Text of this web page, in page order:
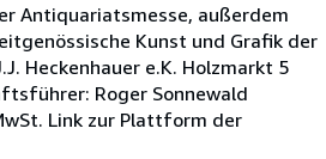
Antiquariatsmesse, außerdem
Kunst und Grafik der
Heckenhauer e.K. Holzmarkt 5
Roger Sonnewald
Link zur Plattform der